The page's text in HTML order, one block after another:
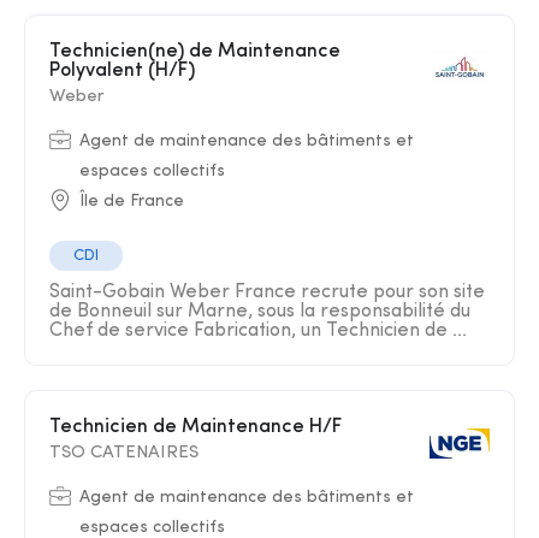
Polyvalent (H/F)
Weber
Agent de maintenance des bâtiments et
espaces collectifs
Île de France
CDI
Saint-Gobain Weber France recrute pour son site
de Bonneuil sur Marne, sous la responsabilité du
Chef de service Fabrication, un Technicien de ...
Technicien de Maintenance H/F
TSO CATENAIRES
Agent de maintenance des bâtiments et
espaces collectifs